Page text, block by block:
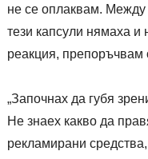
не се оплаквам. Между
тези капсули нямаха и
реакция, препоръчвам
„Започнах да губя
Не знаех какво да
рекламирани